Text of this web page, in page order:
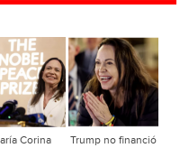
Corina Trump no financió